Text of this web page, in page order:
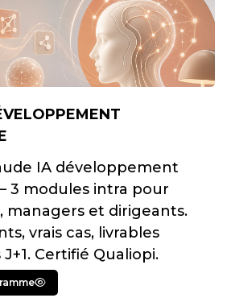
IA développement
3 modules intra pour
managers et dirigeants.
vrais cas, livrables
Certifié Qualiopi.